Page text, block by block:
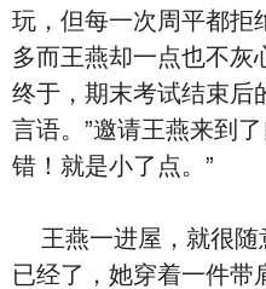
玩，但每一次周平都拒
多而王燕却一点也不灰
终于，期末‮试
言语。”邀请王燕来到
错！就是小了点。”
王燕一进屋，就很随
已经了，她穿着一件带